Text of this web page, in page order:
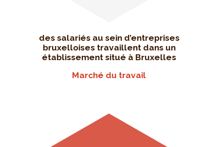
des salariés au sein d’entreprises
bruxelloises travaillent dans un
établissement situé à Bruxelles
Marché du travail